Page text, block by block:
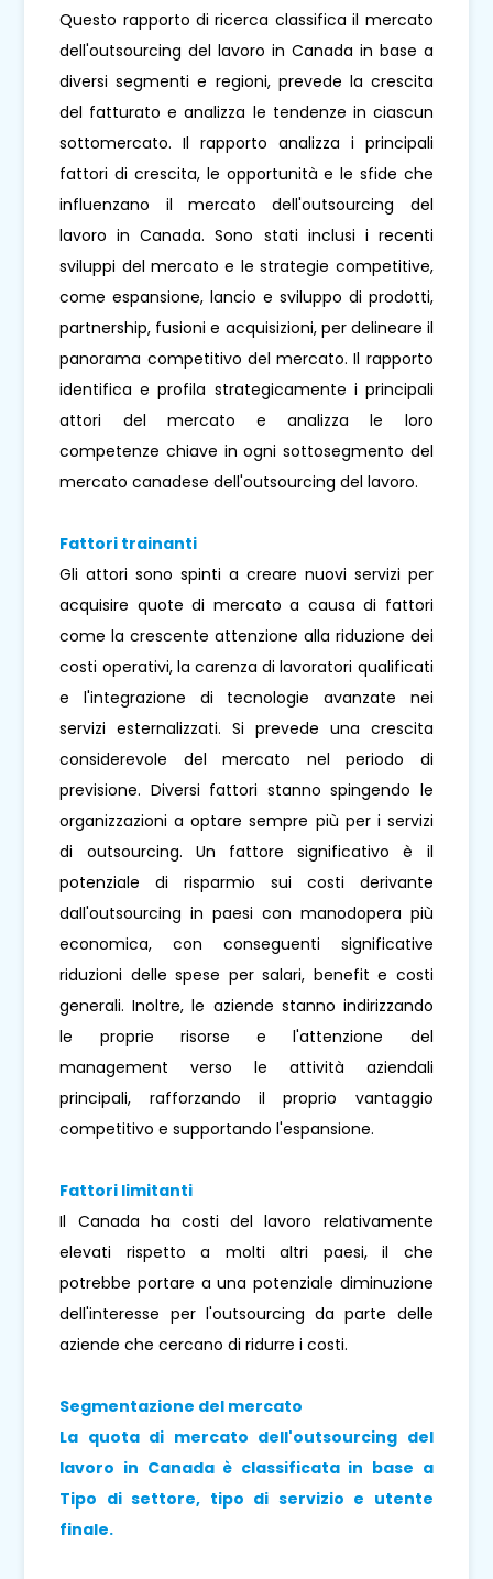
Questo rapporto di ricerca classifica il mercato
dell'outsourcing del lavoro in Canada in base a
diversi segmenti e regioni, prevede la crescita
del fatturato e analizza le tendenze in ciascun
sottomercato. Il rapporto analizza i principali
fattori di crescita, le opportunità e le sfide che
influenzano il mercato dell'outsourcing del
lavoro in Canada. Sono stati inclusi i recenti
sviluppi del mercato e le strategie competitive,
come espansione, lancio e sviluppo di prodotti,
partnership, fusioni e acquisizioni, per delineare il
panorama competitivo del mercato. Il rapporto
identifica e profila strategicamente i principali
attori del mercato e analizza le loro
competenze chiave in ogni sottosegmento del
mercato canadese dell'outsourcing del lavoro.
Fattori trainanti
Gli attori sono spinti a creare nuovi servizi per
acquisire quote di mercato a causa di fattori
come la crescente attenzione alla riduzione dei
costi operativi, la carenza di lavoratori qualificati
e l'integrazione di tecnologie avanzate nei
servizi esternalizzati. Si prevede una crescita
considerevole del mercato nel periodo di
previsione. Diversi fattori stanno spingendo le
organizzazioni a optare sempre più per i servizi
di outsourcing. Un fattore significativo è il
potenziale di risparmio sui costi derivante
dall'outsourcing in paesi con manodopera più
economica, con conseguenti significative
riduzioni delle spese per salari, benefit e costi
generali. Inoltre, le aziende stanno indirizzando
le proprie risorse e l'attenzione del
management verso le attività aziendali
principali, rafforzando il proprio vantaggio
competitivo e supportando l'espansione.
Fattori limitanti
Il Canada ha costi del lavoro relativamente
elevati rispetto a molti altri paesi, il che
potrebbe portare a una potenziale diminuzione
dell'interesse per l'outsourcing da parte delle
aziende che cercano di ridurre i costi.
Segmentazione del mercato
La quota di mercato dell'outsourcing del
lavoro in Canada è classificata in base a
Tipo di settore, tipo di servizio e utente
finale.